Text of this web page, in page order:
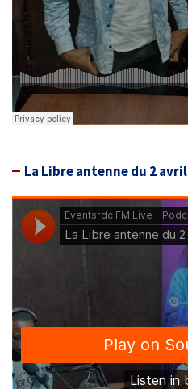
La Libre antenne du 2 avril